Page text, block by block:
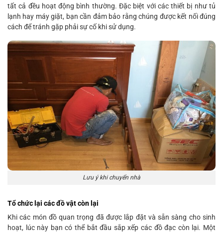
tất cả đều hoạt động bình thường. Đặc biệt với các thiết bị như tủ
lạnh hay máy giặt, bạn cần đảm bảo rằng chúng được kết nối đúng
cách để tránh gặp phải sự cố khi sử dụng.
Lưu ý khi chuyển nhà
Tổ chức lại các đồ vật còn lại
Khi các món đồ quan trọng đã được lắp đặt và sẵn sàng cho sinh
hoạt, lúc này bạn có thể bắt đầu sắp xếp các đồ đạc còn lại. Một